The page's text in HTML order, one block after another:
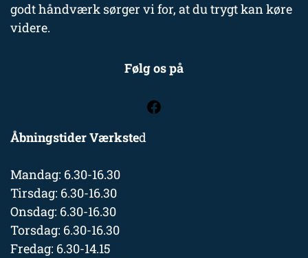
godt håndværk sørger vi for, at du trygt kan køre
videre.
Følg os på
Åbningstider Værksted
Mandag: 6.30-16.30
Tirsdag: 6.30-16.30
Onsdag: 6.30-16.30
Torsdag: 6.30-16.30
Fredag: 6.30-14.15